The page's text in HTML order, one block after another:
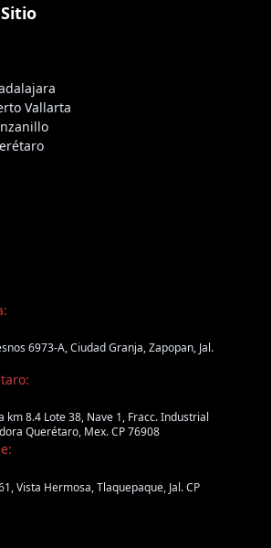
Vallarta
6973-A, Ciudad Granja, Zapopan, Jal.
km 8.4 Lote 38, Nave 1, Fracc. Industrial
Querétaro, Mex. CP 76908
Vista Hermosa, Tlaquepaque, Jal. CP